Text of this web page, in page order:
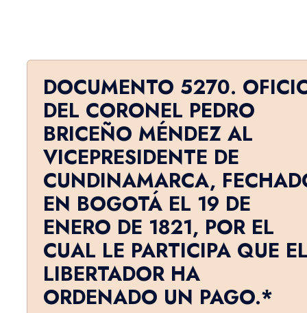
DOCUMENTO 5270.
DEL CORONEL PEDRO
BRICEÑO MÉNDEZ AL
VICEPRESIDENTE DE
CUNDINAMARCA,
EN BOGOTÁ EL 19 DE
ENERO DE 1821, POR EL
CUAL LE PARTICIPA QUE
LIBERTADOR HA
ORDENADO UN PAGO.*